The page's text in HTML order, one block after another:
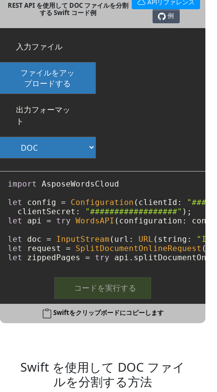
REST API を使用して DOC ファイルを分割
する Swift コード例
APIリファレンス
例
入力ファイル
ファイルをアッ
プロードする
出力フォーマッ
ト
import
AsposeWordsCloud
let
config = Configuration (clientId:
  clientSecret:
"##################"
let
api = try WordsAPI (configuration:
let
doc = InputStream (url: URL (string:
let
request = SplitDocumentOnlineRequest
let
zippedPages = try
コードを実行する
Swiftをクリップボードにコピーします
Swift を使用して DOC ファイ
ルを分割する方法